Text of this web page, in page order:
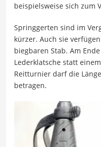
beispielsweise sich zum
Springgerten sind im
kürzer. Auch sie
biegbaren Stab. Am
Lederklatsche statt
Reitturnier darf die
betragen.